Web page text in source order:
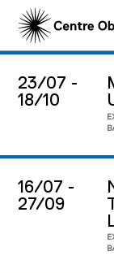
23/07 -
18/10
16/07 -
27/09